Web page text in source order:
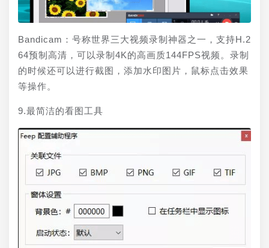
Bandicam：号称世界三大视频录制神器之一，支持H.2
64预制高清，可以录制4K的高画质144FPS视频。录制
的时候还可以进行截图，添加水印图片，鼠标点击效果
等操作。
9.最简洁的看图工具